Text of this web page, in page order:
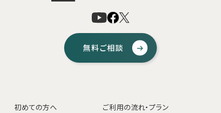
無料ご相談
初めての方へ
ご利用の流れ・プラン